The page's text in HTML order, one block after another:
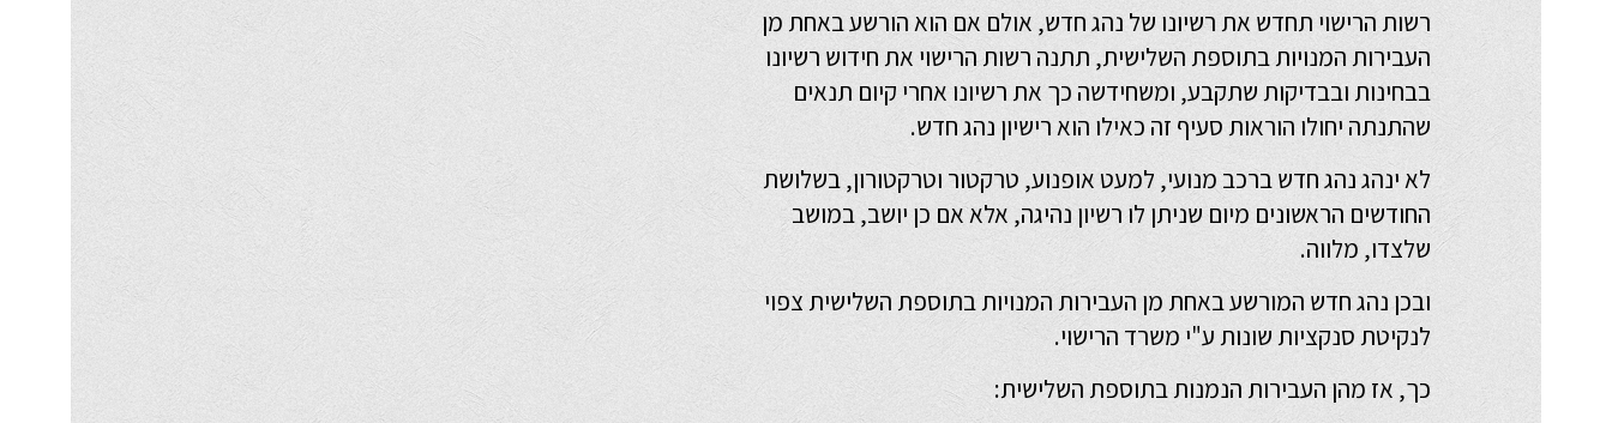
רשות הרישוי תחדש את רשיונו של נהג חדש, אולם אם הוא הורשע באחת מן
העבירות המנויות בתוספת השלישית, תתנה רשות הרישוי את חידוש רשיונו
בבחינות ובבדיקות שתקבע, ומשחידשה כך את רשיונו אחרי קיום תנאים
שהתנתה יחולו הוראות סעיף זה כאילו הוא רישיון נהג חדש.
לא ינהג נהג חדש ברכב מנועי, למעט אופנוע, טרקטור וטרקטורון, בשלושת
החודשים הראשונים מיום שניתן לו רשיון נהיגה, אלא אם כן יושב, במושב
שלצדו, מלווה.
ובכן נהג חדש המורשע באחת מן העבירות המנויות בתוספת השלישית צפוי
לנקיטת סנקציות שונות ע"י משרד הרישוי.
כך, אז מהן העבירות הנמנות בתוספת השלישית: